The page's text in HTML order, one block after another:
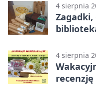
4 sierpnia
4 sierpnia